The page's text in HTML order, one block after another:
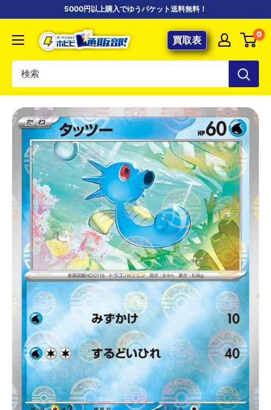
5000円以上購入でゆうパケット送料無料！
【ポ
ケ
専
門
店】
カ
ー
ド
シ
ョ
ッ
プ
ホ
ビ
ビ
通
販
部
買取表 0